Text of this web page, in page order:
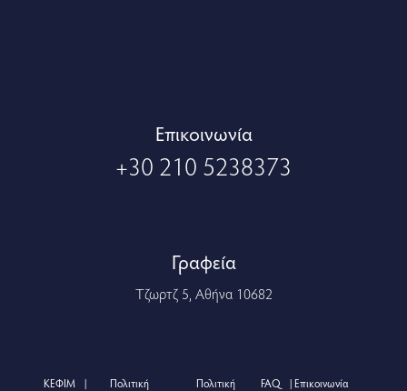
Eπικοινωνία
+30 210 5238373
Γραφεία
Τζωρτζ 5, Αθήνα 10682
ΚΕΦΙΜ
Πολιτική
Πολιτική
FAQ Επικοινωνία